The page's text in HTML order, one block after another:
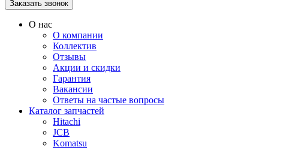
О нас
О компании
Коллектив
Отзывы
Акции и скидки
Гарантия
Вакансии
Ответы на частые вопросы
Каталог запчастей
Hitachi
JCB
Komatsu